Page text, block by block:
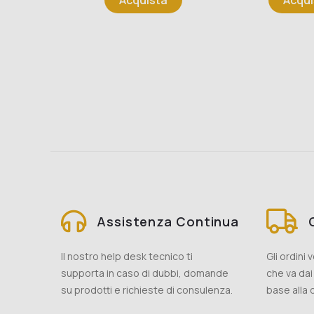
Assistenza Continua
Il nostro help desk tecnico ti
supporta in caso di dubbi, domande
su prodotti e richieste di consulenza.
Gli ordini
che va
base alla